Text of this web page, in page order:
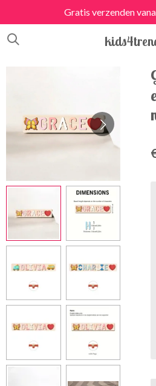
direct
naar
Gratis verzenden